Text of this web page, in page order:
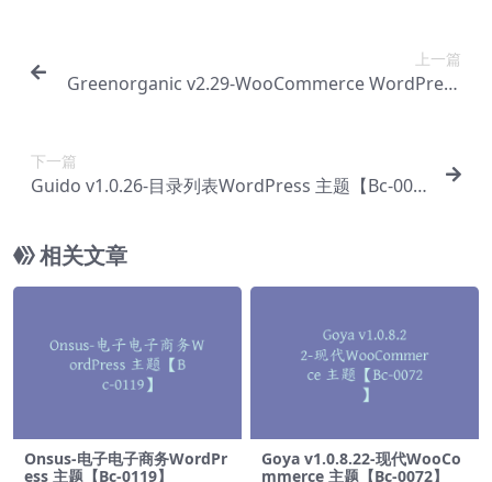
上一篇
Greenorganic v2.29-WooCommerce WordPress
下一篇
Guido v1.0.26-目录列表WordPress 主题【Bc-007
相关文章
Onsus-电子电子商务WordPr
ess 主题【Bc-0119】
Goya v1.0.8.22-现代WooCo
mmerce 主题【Bc-0072】